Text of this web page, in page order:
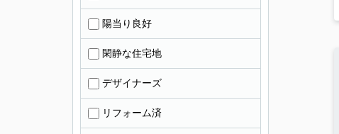
陽当り良好
閑静な住宅地
デザイナーズ
リフォーム済